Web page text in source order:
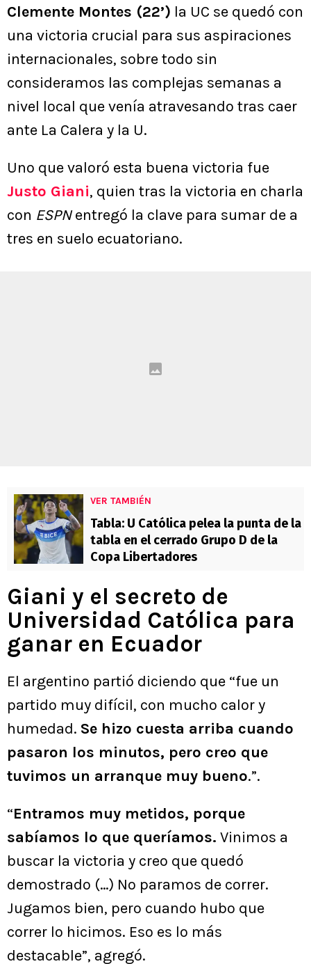
Clemente Montes (22’) la UC se quedó con
una victoria crucial para sus aspiraciones
internacionales, sobre todo sin
consideramos las complejas semanas a
nivel local que venía atravesando tras caer
ante La Calera y la U.
Uno que valoró esta buena victoria fue
Justo Giani, quien tras la victoria en charla
con ESPNentregó la clave para sumar de a
tres en suelo ecuatoriano.
VER TAMBIÉN
Tabla: U Católica pelea la punta de la
tabla en el cerrado Grupo D de la
Copa Libertadores
Giani y el secreto de
Universidad Católica para
ganar en Ecuador
El argentino partió diciendo que “fue un
partido muy difícil, con mucho calor y
humedad. Se hizo cuesta arriba cuando
pasaron los minutos, pero creo que
tuvimos un arranque muy bueno.”.
“Entramos muy metidos, porque
sabíamos lo que queríamos. Vinimos a
buscar la victoria y creo que quedó
demostrado (…) No paramos de correr.
Jugamos bien, pero cuando hubo que
correr lo hicimos. Eso es lo más
destacable”, agregó.